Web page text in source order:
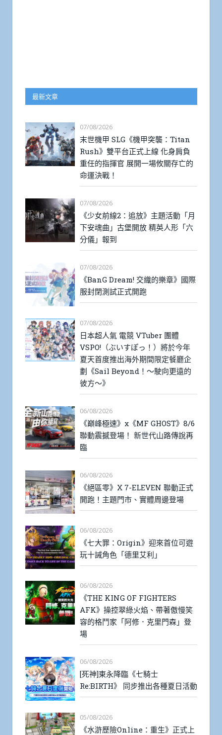
最新文章
07/08/2026
末世機甲 SLG《機甲突襲：Titan
Rush》雙平台正式上線 化身肩負
重任的指揮官 展開一場攸關存亡的
命運決戰！
07/08/2026
《少女前線2：追放》主題活動「月
下安魂曲」古堡開放 精英人形「六
分儀」報到
07/08/2026
《BanG Dream! 交織的樂章》國際
服封閉測試正式開跑
07/08/2026
日本超人氣 電競 VTuber 團體
VSPO!（ぶいすぽっ！）將於今年
夏天首度推出海外期間限定餐廳企
劃《Sail Beyond！～駛向更遠的
彼方～》
06/08/2026
《巔峰極速》x《MF GHOST》8/6
聯動震撼登場！ 新世代山路傳說再
臨
06/08/2026
《絕區零》X 7-ELEVEN 聯動正式
開跑！主題門市、實體周邊登場
06/08/2026
《七大罪：Origin》迎來首位可遊
玩十誡角色「德里艾利」
06/08/2026
《THE KING OF FIGHTERS
AFK》操控翠綠火焰、帶著傲慢笑
容的格鬥家「阿修．克里門森」登
場
06/08/2026
[死神]東永降臨《七騎士
Re:BIRTH》 同步推出各種夏日活動
05/08/2026
《水滸歷險Online：重生》正式上